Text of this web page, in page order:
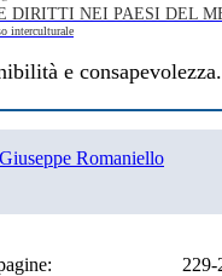
DIRITTI NEI PAESI DEL
interculturale
e
Giuseppe Romaniello
229-